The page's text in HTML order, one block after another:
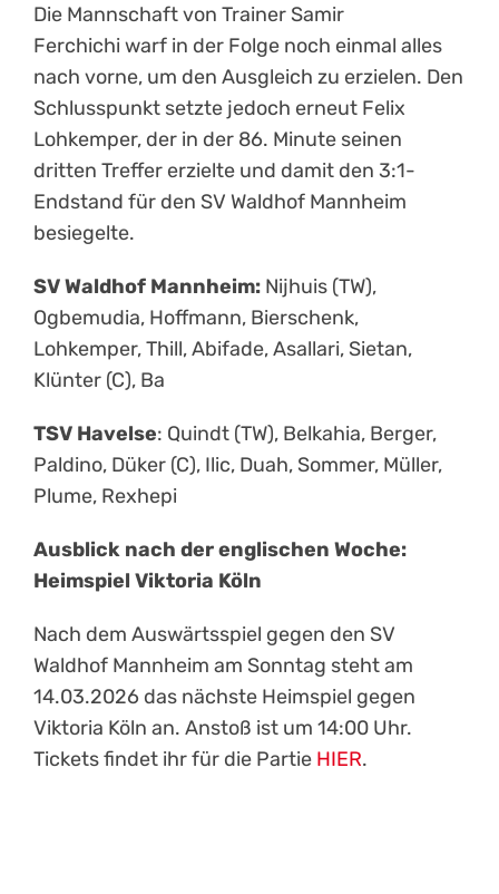
Die Mannschaft von Trainer Samir
Ferchichi warf in der Folge noch einmal alles
nach vorne, um den Ausgleich zu erzielen. Den
Schlusspunkt setzte jedoch erneut Felix
Lohkemper, der in der 86. Minute seinen
dritten Treffer erzielte und damit den 3:1-
Endstand für den SV Waldhof Mannheim
besiegelte.
SV Waldhof Mannheim: Nijhuis (TW),
Ogbemudia, Hoffmann, Bierschenk,
Lohkemper, Thill, Abifade, Asallari, Sietan,
Klünter (C), Ba
TSV Havelse: Quindt (TW), Belkahia, Berger,
Paldino, Düker (C), Ilic, Duah, Sommer, Müller,
Plume, Rexhepi
Ausblick nach der englischen Woche:
Heimspiel Viktoria Köln
Nach dem Auswärtsspiel gegen den SV
Waldhof Mannheim am Sonntag steht am
14.03.2026 das nächste Heimspiel gegen
Viktoria Köln an. Anstoß ist um 14:00 Uhr.
Tickets findet ihr für die Partie HIER.